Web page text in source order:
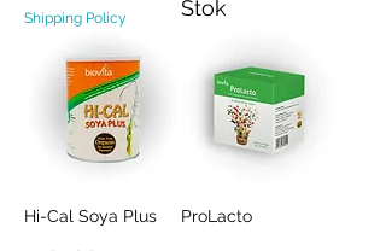
Shipping Policy
Stok
Hi-Cal Soya Plus ProLacto